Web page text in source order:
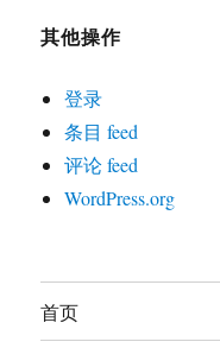
其他操作
登录
条目 feed
评论 feed
WordPress.org
首页